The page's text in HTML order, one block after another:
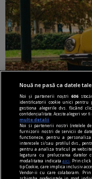
fraudare kilometraj
De ce fraudarea
problemă majoră
hand?
O mașină este un
rânduri. În mediul
asemenea, și în
Nouă ne pasă ca datele
Noi și partenerii noștri606
identificatorii cookie unici pentru
gestiona alegerile dvs. făcând
confidențialitate. Aceste alegeri vor
multe detalii
Noi si partenerii nostri (retelele
furnizorii nostri de servicii de
functioneze, pentru a
interesele si/sau profilul dvs.,
pentru a analiza traficul pe
legatura cu prelucrarea datelor
modalitatea indicataaici
. Prin
tip Cookie, care implica inclusiv
Vendor-ii cu care colaboram. Prin